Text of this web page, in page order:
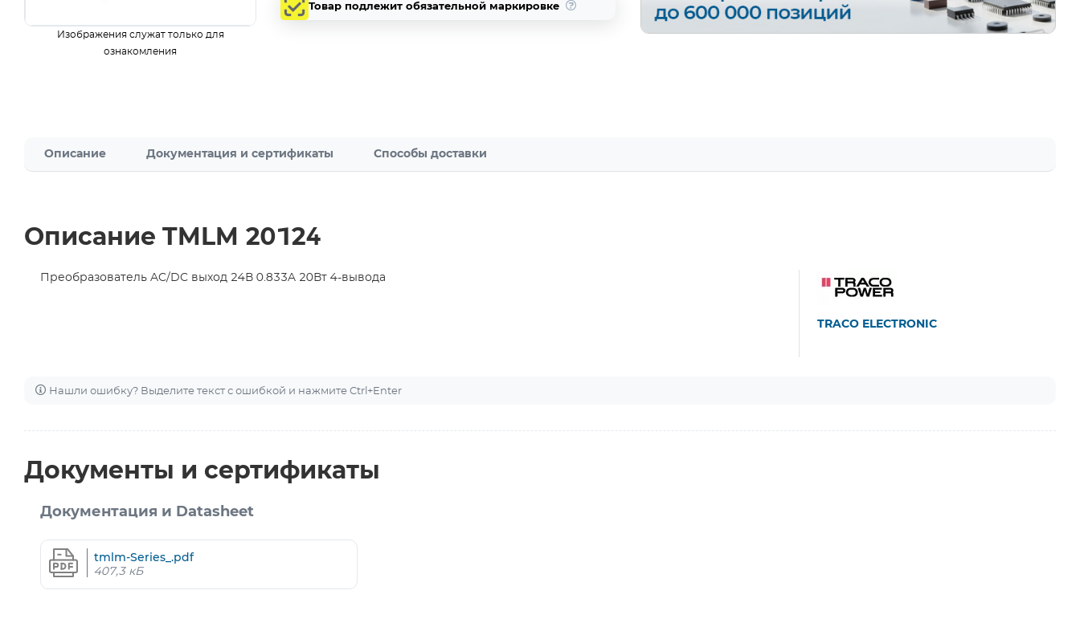
Изображения служат только для
ознакомления
Товар подлежит обязательной маркировке
Описание Документация и сертификаты Способы доставки
Описание TMLM 20124
Преобразователь AC/DC выход 24В 0.833A 20Вт 4-вывода
TRACO ELECTRONIC
Нашли ошибку? Выделите текст с ошибкой и нажмите Ctrl+Enter
Документы и сертификаты
Документация и Datasheet
tmlm-Series_.pdf
407,3 кБ